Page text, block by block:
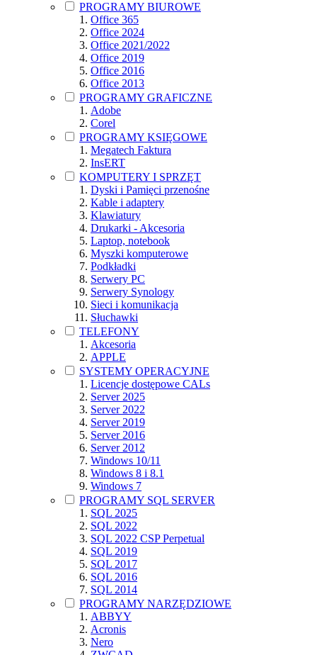
PROGRAMY BIUROWE
Office 365
Office 2024
Office 2021/2022
Office 2019
Office 2016
Office 2013
PROGRAMY GRAFICZNE
Adobe
Corel
PROGRAMY KSIĘGOWE
Megatech Faktura
InsERT
KOMPUTERY I SPRZĘT
Dyski i Pamięci przenośne
Kable i adaptery
Klawiatury
Drukarki - Akcesoria
Laptop, notebook
Myszki komputerowe
Podkładki
Serwery PC
Serwery Synology
Sieci i komunikacja
Słuchawki
TELEFONY
Akcesoria
APPLE
SYSTEMY OPERACYJNE
Licencje dostępowe CALs
Server 2025
Server 2022
Server 2019
Server 2016
Server 2012
Windows 10/11
Windows 8 i 8.1
Windows 7
PROGRAMY SQL SERVER
SQL 2025
SQL 2022
SQL 2022 CSP Perpetual
SQL 2019
SQL 2017
SQL 2016
SQL 2014
PROGRAMY NARZĘDZIOWE
ABBYY
Acronis
Nero